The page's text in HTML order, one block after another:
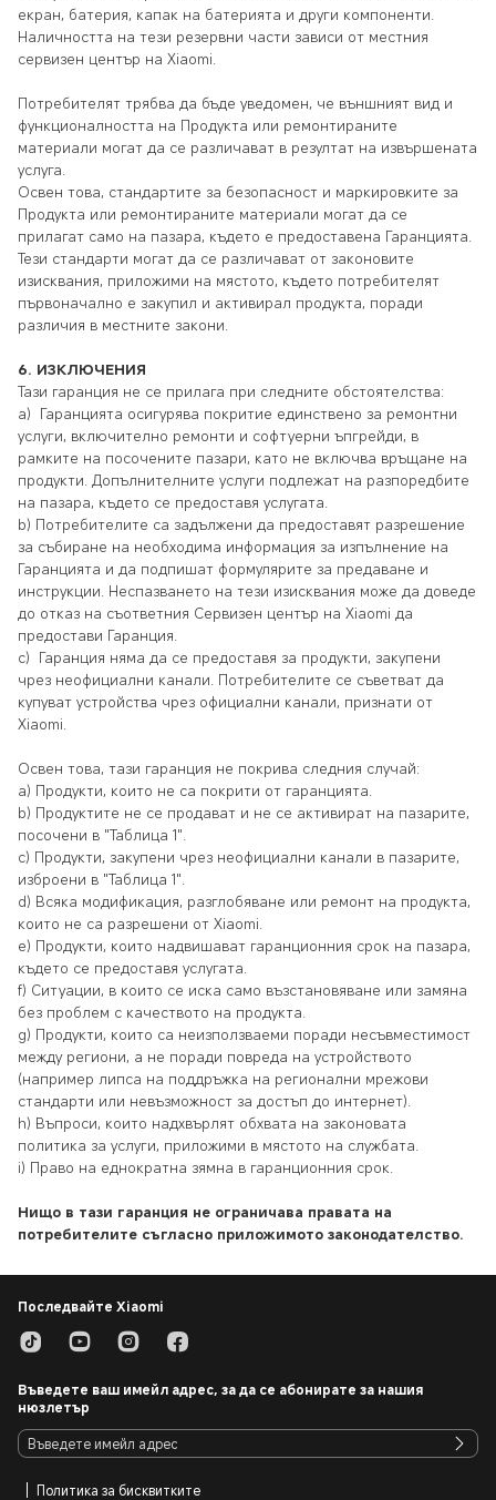
екран, батерия, капак на батерията и други компоненти.
Наличността на тези резервни части зависи от местния
сервизен център на Xiaomi.
Потребителят трябва да бъде уведомен, че външният вид и
функционалността на Продукта или ремонтираните
материали могат да се различават в резултат на извършената
услуга.
Освен това, стандартите за безопасност и маркировките за
Продукта или ремонтираните материали могат да се
прилагат само на пазара, където е предоставена Гаранцията.
Тези стандарти могат да се различават от законовите
изисквания, приложими на мястото, където потребителят
първоначално е закупил и активирал продукта, поради
различия в местните закони.
6. ИЗКЛЮЧЕНИЯ
Тази гаранция не се прилага при следните обстоятелства:
a) Гаранцията осигурява покритие единствено за ремонтни
услуги, включително ремонти и софтуерни ъпгрейди, в
рамките на посочените пазари, като не включва връщане на
продукти. Допълнителните услуги подлежат на разпоредбите
на пазара, където се предоставя услугата.
b) Потребителите са задължени да предоставят разрешение
за събиране на необходима информация за изпълнение на
Гаранцията и да подпишат формулярите за предаване и
инструкции. Неспазването на тези изисквания може да доведе
до отказ на съответния Сервизен център на Xiaomi да
предостави Гаранция.
c) Гаранция няма да се предоставя за продукти, закупени
чрез неофициални канали. Потребителите се съветват да
купуват устройства чрез официални канали, признати от
Xiaomi.
Освен това, тази гаранция не покрива следния случай:
a) Продукти, които не са покрити от гаранцията.
b) Продуктите не се продават и не се активират на пазарите,
посочени в "Таблица 1".
c) Продукти, закупени чрез неофициални канали в пазарите,
изброени в "Таблица 1".
d) Всяка модификация, разглобяване или ремонт на продукта,
които не са разрешени от Xiaomi.
e) Продукти, които надвишават гаранционния срок на пазара,
където се предоставя услугата.
f) Ситуации, в които се иска само възстановяване или замяна
без проблем с качеството на продукта.
g) Продукти, които са неизползваеми поради несъвместимост
между региони, а не поради повреда на устройството
(например липса на поддръжка на регионални мрежови
стандарти или невъзможност за достъп до интернет).
h) Въпроси, които надхвърлят обхвата на законовата
политика за услуги, приложими в мястото на службата.
i) Право на еднократна зямна в гаранционния срок.
Нищо в тази гаранция не ограничава правата на
потребителите съгласно приложимото законодателство.
Последвайте Xiaomi
Въведете ваш имейл адрес, за да се абонирате за нашия
нюзлетър
Политика за бисквитките